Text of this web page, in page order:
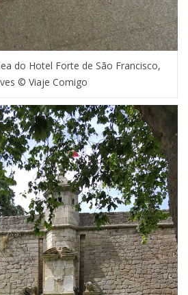
do Hotel Forte de São Francisco,
© Viaje Comigo